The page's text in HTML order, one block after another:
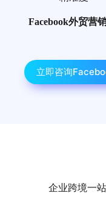
Facebook外贸营
立即咨询
企业跨境一